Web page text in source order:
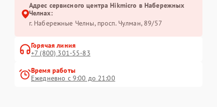
Адрес сервисного центра Hikmicro в Набережных
Челнах:
г. Набережные Челны, просп. Чулман, 89/57
Горячая линия
+7 (800) 301-55-83
Время работы
Ежедневно с 9:00 до 21:00